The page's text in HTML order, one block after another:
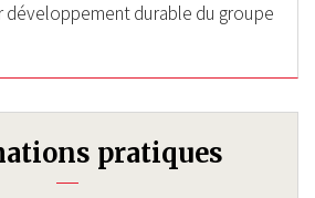
développement durable du groupe
pratiques